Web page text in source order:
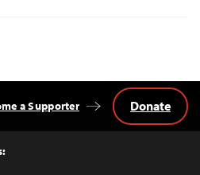
a Supporter Donate